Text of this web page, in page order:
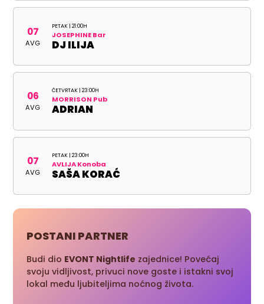
07
AVG
PETAK | 21:00H
JOSEPHINE Bar
DJ ILIJA
06
AVG
ČETVRTAK | 23:00H
MORRISON Pub
ADRIAN
07
AVG
PETAK | 23:00H
AVLIJA Konoba
SAŠA KORAĆ
POSTANI PARTNER
Budi dio EVONT Nightlife zajednice! Povećaj
svoju vidljivost, privuci nove goste i istakni svoj
lokal među ljubiteljima noćnog života.